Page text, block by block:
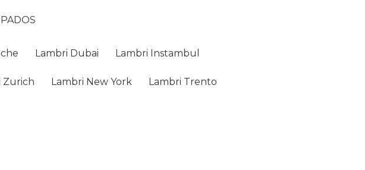
Lambri Dubai Lambri Instambul
Zurich Lambri New York Lambri Trento